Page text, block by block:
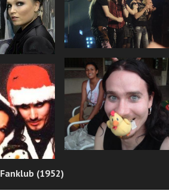
Fanklub (1952)